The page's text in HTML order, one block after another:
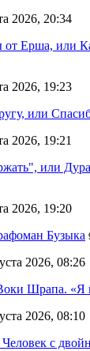
2026, 20:34
от Ерша, или
2026, 19:23
или
2026, 19:21
или
2026, 19:20
Бузыка
2026, 08:26
Шрапа. «Я
2026, 08:10
с